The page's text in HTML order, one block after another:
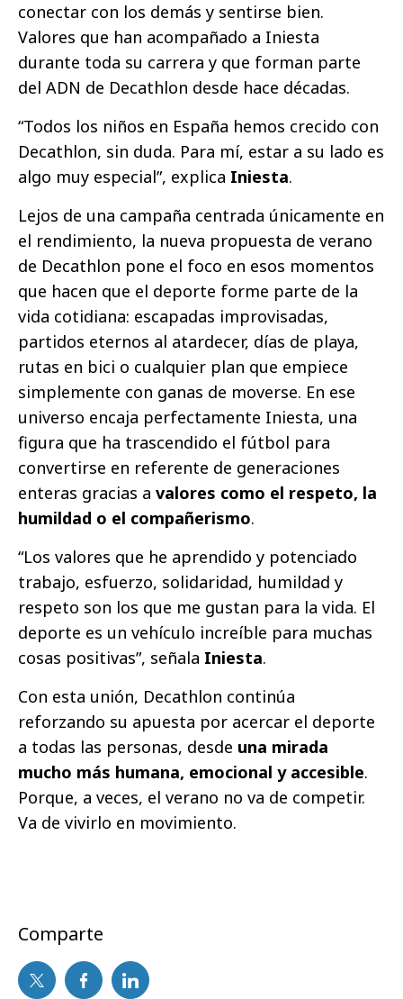
conectar con los demás y sentirse bien.
Valores que han acompañado a Iniesta
durante toda su carrera y que forman parte
del ADN de Decathlon desde hace décadas.
“Todos los niños en España hemos crecido con
Decathlon, sin duda. Para mí, estar a su lado es
algo muy especialˮ, explica Iniesta.
Lejos de una campaña centrada únicamente en
el rendimiento, la nueva propuesta de verano
de Decathlon pone el foco en esos momentos
que hacen que el deporte forme parte de la
vida cotidiana: escapadas improvisadas,
partidos eternos al atardecer, días de playa,
rutas en bici o cualquier plan que empiece
simplemente con ganas de moverse. En ese
universo encaja perfectamente Iniesta, una
figura que ha trascendido el fútbol para
convertirse en referente de generaciones
enteras gracias a valores como el respeto, la
humildad o el compañerismo.
“Los valores que he aprendido y potenciado
trabajo, esfuerzo, solidaridad, humildad y
respeto son los que me gustan para la vida. El
deporte es un vehículo increíble para muchas
cosas positivasˮ, señala Iniesta.
Con esta unión, Decathlon continúa
reforzando su apuesta por acercar el deporte
a todas las personas, desde una mirada
mucho más humana, emocional y accesible.
Porque, a veces, el verano no va de competir.
Va de vivirlo en movimiento.
Comparte